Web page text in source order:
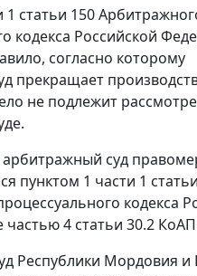
1 статьи 150
кодекса Российской
согласно которому
прекращает
не подлежит
суд
пунктом 1 части 1
кодекса
частью 4 статьи 30.2
Республики Мордовия